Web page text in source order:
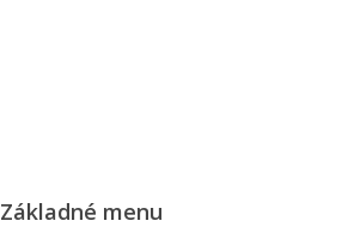
Základné menu